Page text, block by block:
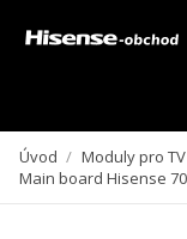
Vzhledem k aktuální
Úvod / Moduly pro TV
Main board Hisense